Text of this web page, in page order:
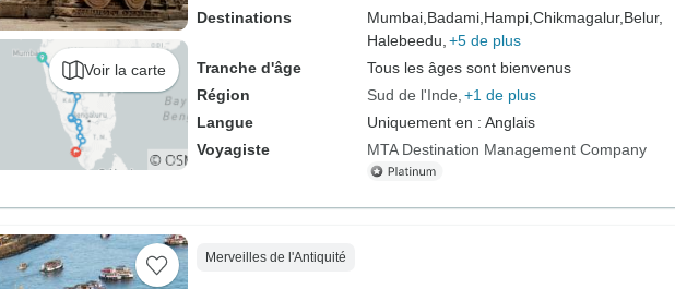
Voir la carte
Destinations
Mumbai, Badami, Hampi, Chikmagalur, Belur,
Halebeedu, +5 de plus
Tranche d'âge
Tous les âges sont bienvenus
Région
Sud de l'Inde +1 de plus
Langue
Uniquement en : Anglais
Voyagiste
MTA Destination Management Company
Merveilles de l'Antiquité